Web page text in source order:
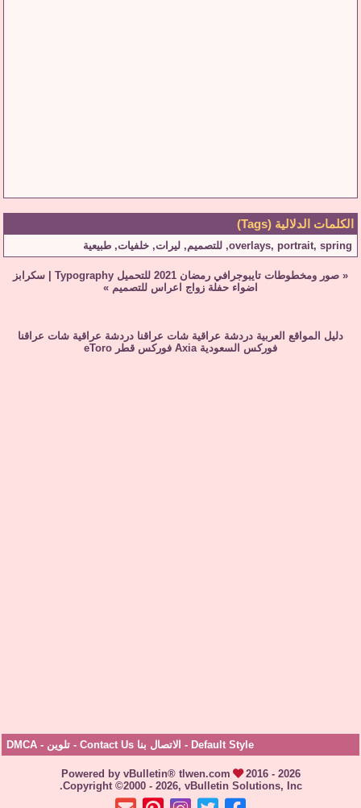
الكلمات الدلالية (Tags)
overlays, portrait, spring
, للتصميم, ليرات, خلفيات, طبيعية
« صور ومخطوطات تايبوجرافي رمضان 2021 للتحميل Typography
سكرابز
اضواء حفلة زواج اعراس للتصميم »
دليل المواقع العربية دردشة عراقية شات عراقنا دردشة عراقية شات عراقنا
فوركس السعودية Axia فوركس قطر eToro
Default Style
- الاتصال بنا Contact Us - تلوين -
DMCA
Powered by vBulletin® tlwen.com
2016 - 2026
Copyright ©2000 - 2026, vBulletin Solutions, Inc.